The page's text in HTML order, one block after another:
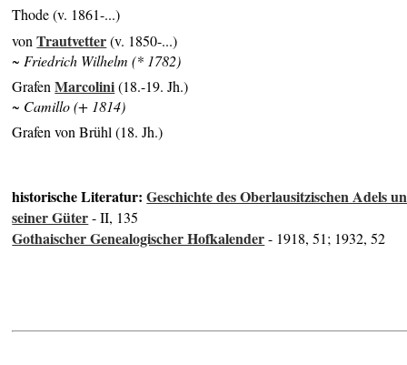
Thode (v. 1861-...)
vonTrautvetter(v. 1850-...)
~ Friedrich Wilhelm (* 1782)
GrafenMarcolini(18.-19. Jh.)
~ Camillo (+ 1814)
Grafen von Brühl (18. Jh.)
historische Literatur:Geschichte des Oberlausitzischen Adels
seiner Güter- II, 135
Gothaischer Genealogischer Hofkalender- 1918, 51; 1932, 52